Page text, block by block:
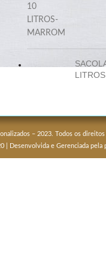
LITROS
– 2023. Todos os
| Desenvolvida e Gerenciada pela